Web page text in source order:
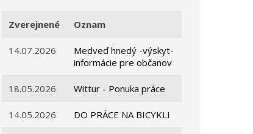
Zverejnené Oznam
14.07.2026
Medveď hnedý -výskyt-
informácie pre občanov
18.05.2026 Wittur - Ponuka práce
14.05.2026 DO PRÁCE NA BICYKLI